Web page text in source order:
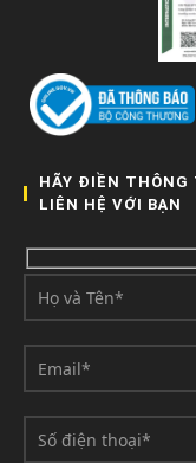
HÃY ĐIỀN THÔNG
LIÊN HỆ VỚI BẠN